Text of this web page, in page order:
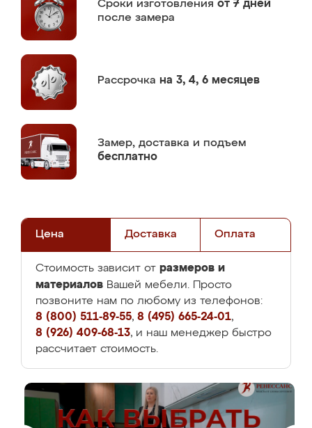
Сроки изготовления от 7 дней
после замера
Рассрочка на 3, 4, 6 месяцев
Замер, доставка и подъем
бесплатно
Цена Доставка Оплата
Стоимость зависит от размеров и
материалов Вашей мебели. Просто
позвоните нам по любому из телефонов:
8 (800) 511-89-55, 8 (495) 665-24-01,
8 (926) 409-68-13, и наш менеджер быстро
рассчитает стоимость.